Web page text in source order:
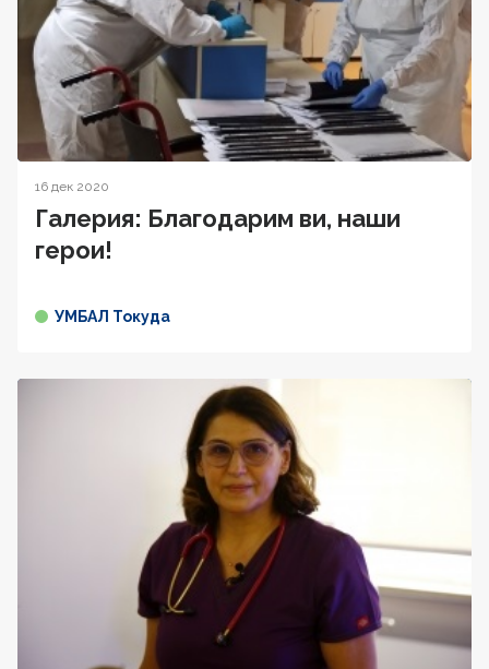
16 дек 2020
Галерия: Благодарим ви, наши
герои!
УМБАЛ Токуда